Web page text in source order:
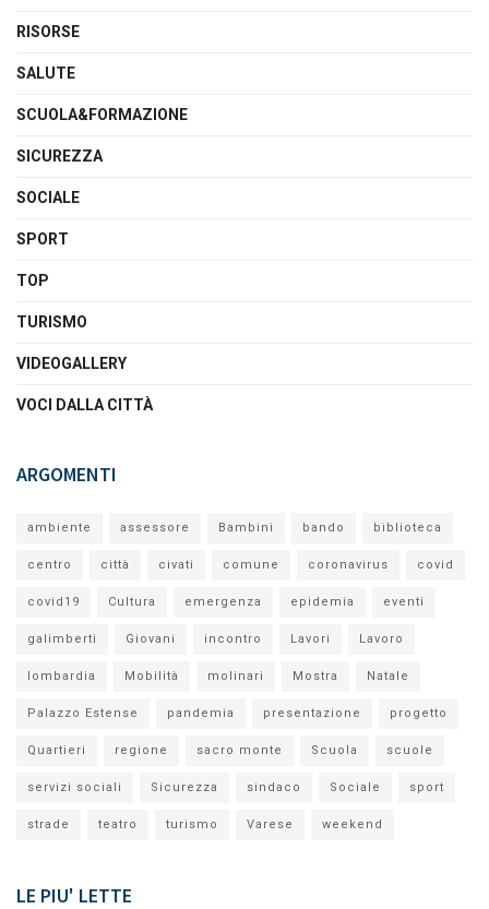
RISORSE
SALUTE
SCUOLA&FORMAZIONE
SICUREZZA
SOCIALE
SPORT
TOP
TURISMO
VIDEOGALLERY
VOCI DALLA CITTÀ
ARGOMENTI
ambiente assessore Bambini bando biblioteca
centro città civati comune coronavirus covid
covid19 Cultura emergenza epidemia eventi
galimberti Giovani incontro Lavori Lavoro
lombardia Mobilità molinari Mostra Natale
Palazzo Estense pandemia presentazione progetto
Quartieri regione sacro monte Scuola scuole
servizi sociali Sicurezza sindaco Sociale sport
strade teatro turismo Varese weekend
LE PIU' LETTE